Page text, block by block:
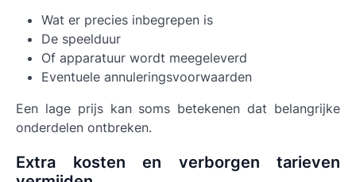
Wat er precies inbegrepen is
De speelduur
Of apparatuur wordt meegeleverd
Eventuele annuleringsvoorwaarden
Een lage prijs kan soms betekenen dat belangrijke
onderdelen ontbreken.
Extra kosten en verborgen tarieven